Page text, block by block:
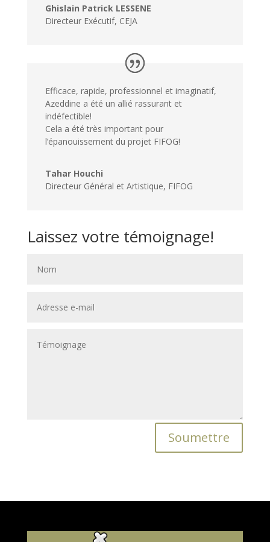
Ghislain Patrick LESSENE
Directeur Exécutif, CEJA
Efficace, rapide, professionnel et imaginatif,
Azeddine a été un allié rassurant et
indéfectible!
Cela a été très important pour
l’épanouissement du projet FIFOG!
Tahar Houchi
Directeur Général et Artistique, FIFOG
Laissez votre témoignage!
Soumettre